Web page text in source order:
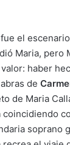
fue el
Maria, pero
haber
de
de Maria
soprano